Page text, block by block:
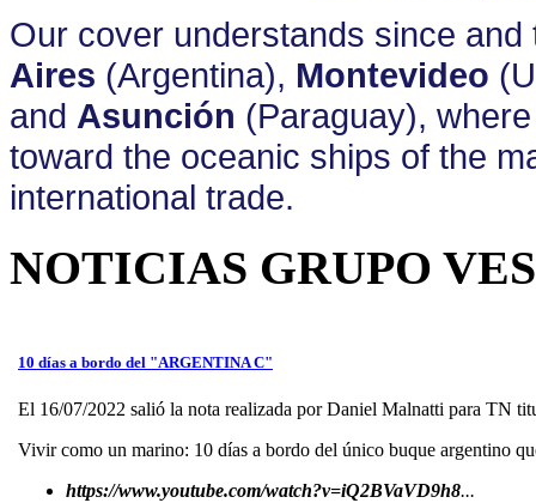
Our cover understands since
Aires (Argentina), Montevideo
and Asunción (Paraguay),
toward the oceanic ships of the
international trade.
NOTICIAS GRUPO
10 días a bordo del "ARGENTINA C"
El 16/07/2022 salió la nota realizada por Daniel Malnatti para TN
Vivir como un marino: 10 días a bordo del único buque argentino
https://www.youtube.com/watch?v=iQ2BVaVD9h8...